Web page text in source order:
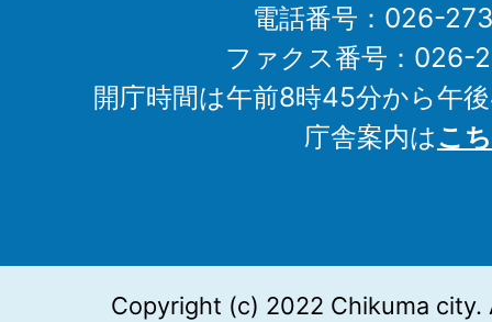
電話番号：026-
ファクス番号：026-
開庁時間は午前8時45分から午
庁舎案内はこ
Copyright (c) 2022 Chikuma city.